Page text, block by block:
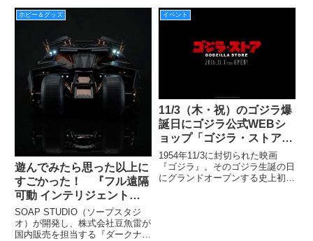
2016 年 11 月に発売する。
ホビー＆グッズ
遊んでみたら思った以上に
すごかった！ 『フル遠隔
可動 インテリジェント・
バットモービル』今月発
売！
SOAP STUDIO（ソープスタジ
オ）が開発し、株式会社豆魚雷が
国内販売を担当する『ダークナイ
イベント
11/3（木・祝）のゴジラ爆
誕日にゴジラ公式WEBシ
ョップ「ゴジラ・ストア」
オープン！さらに期間限定
で新宿マルイ アネックス
に「ゴジラ・ストア 巨災
1954年11/3に封切られた映画
『ゴジラ』。そのゴジラ生誕の日
にグランドオープンする史上初と